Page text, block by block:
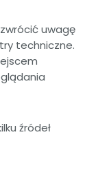
uwagę
techniczne.
źródeł